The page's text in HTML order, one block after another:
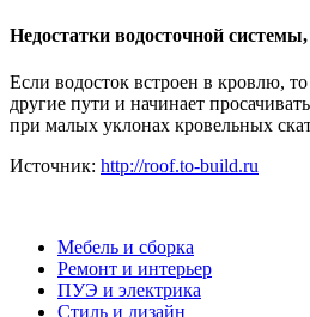
Недостатки водосточной
Если водосток встроен в кровлю,
другие пути и начинает
при малых уклонах кровельных
Источник: http://roof.to-build.ru
Мебель и сборка
Ремонт и интерьер
ПУЭ и электрика
Стиль и дизайн